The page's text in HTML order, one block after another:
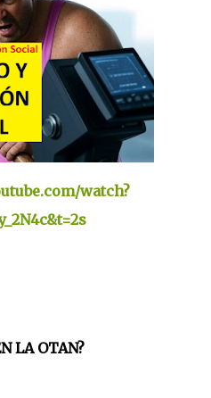
watch?
LA OTAN?